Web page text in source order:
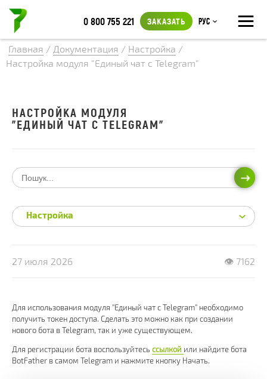
≡
0 800 755 221 ЗАКАЗАТЬ Рус
Главная / Документация / Настройка /
Настройка модуля "Единый чат с Telegram"
27 июля 2026 👁 7162
Для использования модуля "Единый чат с Telegram" необходимо
получить токен доступа. Сделать это можно как при создании
нового бота в Telegram, так и уже существующем.
Для регистрации бота воспользуйтесь ссылкой или найдите бота
BotFather в самом Telegram и нажмите кнопку Начать.
НАСТРОЙКА МОДУЛЯ
"ЕДИНЫЙ ЧАТ С TELEGRAM"
Настройка